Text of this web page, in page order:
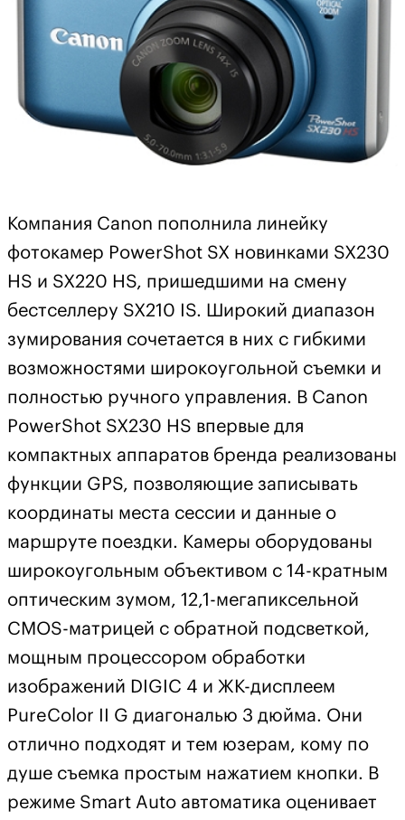
Компания Canon пополнила линейку
фотокамер PowerShot SX новинками SX230
HS и SX220 HS, пришедшими на смену
бестселлеру SX210 IS. Широкий диапазон
зумирования сочетается в них с гибкими
возможностями широкоугольной съемки и
полностью ручного управления. В Canon
PowerShot SX230 HS впервые для
компактных аппаратов бренда реализованы
функции GPS, позволяющие записывать
координаты места сессии и данные о
маршруте поездки. Камеры оборудованы
широкоугольным объективом с 14-кратным
оптическим зумом, 12,1-мегапиксельной
CMOS-матрицей с обратной подсветкой,
мощным процессором обработки
изображений DIGIC 4 и ЖК-дисплеем
PureColor II G диагональю 3 дюйма. Они
отлично подходят и тем юзерам, кому по
душе съемка простым нажатием кнопки. В
режиме Smart Auto автоматика оценивает